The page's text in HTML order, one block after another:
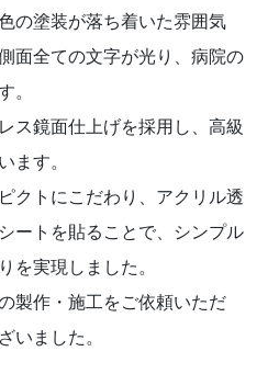
の塗装が落ち着いた雰囲気
面全ての文字が光り、病院の
。
ス鏡面仕上げを採用し、高級
ます。
クトにこだわり、アクリル透
ートを貼ることで、シンプル
を実現しました。
製作・施工をご依頼いただ
いました。